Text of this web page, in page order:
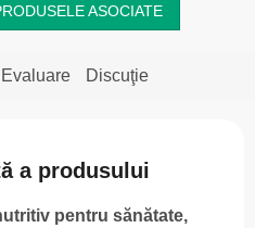
ASOCIATE
Evaluare Discuţie
a produsului
pentru sănătate,